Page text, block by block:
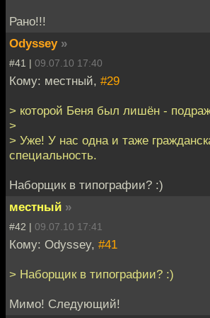
Рано!!!
Odyssey »
#41 | 09.07.10 17:40
Кому: местный, #29
> которой Беня был лишён -
>
> Уже! У нас одна и таже
специальность.
Наборщик в типографии? :)
местный »
#42 | 09.07.10 17:41
Кому: Odyssey, #41
> Наборщик в типографии? :)
Мимо! Следующий!